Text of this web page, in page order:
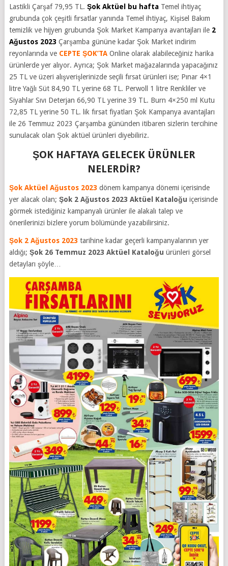
Lastikli Çarşaf 79,95 TL. Şok Aktüel bu hafta Temel ihtiyaç
grubunda çok çeşitli fırsatlar yanında Temel ihtiyaç, Kişisel Bakım
temizlik ve hijyen grubunda Şok Market Kampanya avantajları ile 2
Ağustos 2023 Çarşamba gününe kadar Şok Market indirim
reyonlarında ve CEPTE ŞOK’TA Online olarak alabileceğiniz harika
ürünlerde yer alıyor. Ayrıca; Şok Market mağazalarında yapacağınız
25 TL ve üzeri alışverişlerinizde seçili fırsat ürünleri ise; Pınar 4×1
litre Yağlı Süt 84,90 TL yerine 68 TL. Perwoll 1 litre Renkliler ve
Siyahlar Sıvı Deterjan 66,90 TL yerine 39 TL. Burn 4×250 ml Kutu
72,85 TL yerine 50 TL. lik fırsat fiyatları Şok Kampanya avantajları
ile 26 Temmuz 2023 Çarşamba gününden itibaren sizlerin tercihine
sunulacak olan Şok aktüel ürünleri diyebiliriz.
ŞOK HAFTAYA GELECEK ÜRÜNLER
NELERDİR?
Şok Aktüel Ağustos 2023 dönem kampanya dönemi içerisinde
yer alacak olan; Şok 2 Ağustos 2023 Aktüel Kataloğu içerisinde
görmek istediğiniz kampanyalı ürünler ile alakalı talep ve
önerilerinizi bizlere yorum bölümünde yazabilirsiniz.
Şok 2 Ağustos 2023 tarihine kadar geçerli kampanyalarının yer
aldığı; Şok 26 Temmuz 2023 Aktüel Kataloğu ürünleri görsel
detayları şöyle…